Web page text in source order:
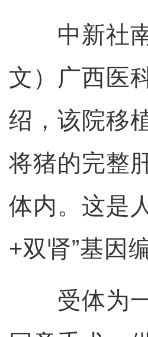
中新社南
文）广西医
绍，该院移
将猪的完整
体内。这是
+双肾”基因
受体为一